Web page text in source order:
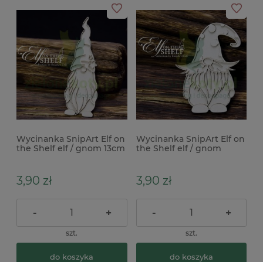
Wycinanka SnipArt Elf on
the Shelf elf / gnom 13cm
3,90 zł
- +
szt.
do koszyka
Wycinanka SnipArt Elf on
the Shelf elf / gnom
3,90 zł
- +
szt.
do koszyka